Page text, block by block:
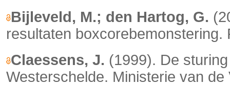
Bijleveld, M.; den Hartog, G.
resultaten
Claessens, J. (1999). De
Westerschelde. Ministerie van